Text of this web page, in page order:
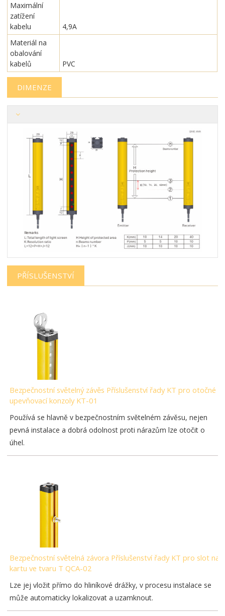
Maximální
zatížení
kabelu
4,9A
Materiál na
obalování
kabelů
PVC
DIMENZE
PŘÍSLUŠENSTVÍ
Bezpečnostní světelný závěs Příslušenství řady KT pro otočné
upevňovací konzoly KT-01
Používá se hlavně v bezpečnostním světelném závěsu, nejen
pevná instalace a dobrá odolnost proti nárazům lze otočit o
úhel.
Bezpečnostní světelná závora Příslušenství řady KT pro slot na
kartu ve tvaru T QCA-02
Lze jej vložit přímo do hliníkové drážky, v procesu instalace se
může automaticky lokalizovat a uzamknout.